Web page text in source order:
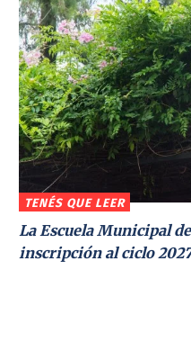
TENÉS QUE LEER
La Escuela Municipal
inscripción al ciclo